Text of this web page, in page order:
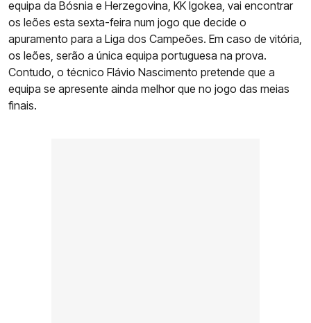
equipa da Bósnia e Herzegovina, KK Igokea, vai encontrar
os leões esta sexta-feira num jogo que decide o
apuramento para a Liga dos Campeões. Em caso de vitória,
os leões, serão a única equipa portuguesa na prova.
Contudo, o técnico Flávio Nascimento pretende que a
equipa se apresente ainda melhor que no jogo das meias
finais.